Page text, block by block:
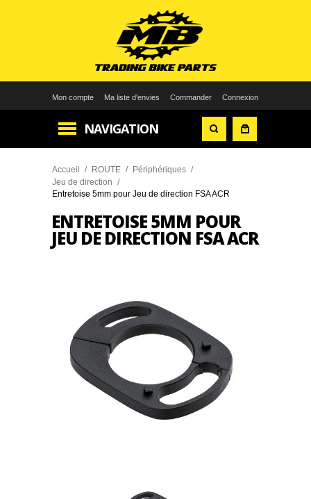
Mon compte Ma liste d'envies Commander Connexion
NAVIGATION
Accueil / ROUTE / Périphériques /
Jeu de direction /
Entretoise 5mm pour Jeu de direction FSA ACR
ENTRETOISE 5MM POUR
JEU DE DIRECTION FSA ACR